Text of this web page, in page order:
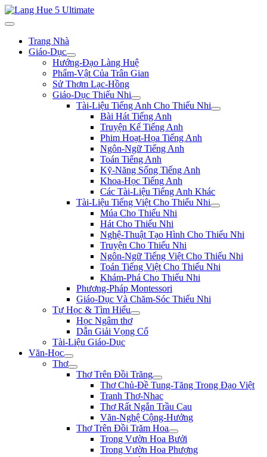
Trang Nhà
Giáo-Dục
Hướng-Đạo Làng Huệ
Phẩm-Vật Của Trân Gian
Sử Thơm Lạc-Hồng
Giáo-Dục Thiếu Nhi
Tài-Liệu Tiếng Anh Cho Thiếu Nhi
Bài Hát Tiếng Anh
Truyện Kể Tiếng Anh
Phim Hoạt-Họa Tiếng Anh
Ngôn-Ngữ Tiếng Anh
Toán Tiếng Anh
Kỹ-Năng Sống Tiếng Anh
Khoa-Học Tiếng Anh
Các Tài-Liệu Tiếng Anh Khác
Tài-Liệu Tiếng Việt Cho Thiếu Nhi
Múa Cho Thiếu Nhi
Hát Cho Thiếu Nhi
Nghệ-Thuật Tạo Hình Cho Thiếu Nhi
Truyện Cho Thiếu Nhi
Ngôn-Ngữ Tiếng Việt Cho Thiếu Nhi
Toán Tiếng Việt Cho Thiếu Nhi
Khám-Phá Cho Thiếu Nhi
Phương-Pháp Montessori
Giáo-Dục Và Chăm-Sóc Thiếu Nhi
Tự Học & Tìm Hiểu
Học Ngâm thơ
Dẫn Giải Vọng Cổ
Tài-Liệu Giáo-Dục
Văn-Học
Thơ
Thơ Trên Đồi Trăng
Thơ Chủ-Đề Tung-Tăng Trong Đạo Việt
Tranh Thơ-Nhac
Thơ Rất Ngắn Trầu Cau
Văn-Nghệ Cộng-Hưởng
Thơ Trên Đồi Trăm Hoa
Trong Vườn Hoa Bưởi
Trong Vườn Hoa Phượng